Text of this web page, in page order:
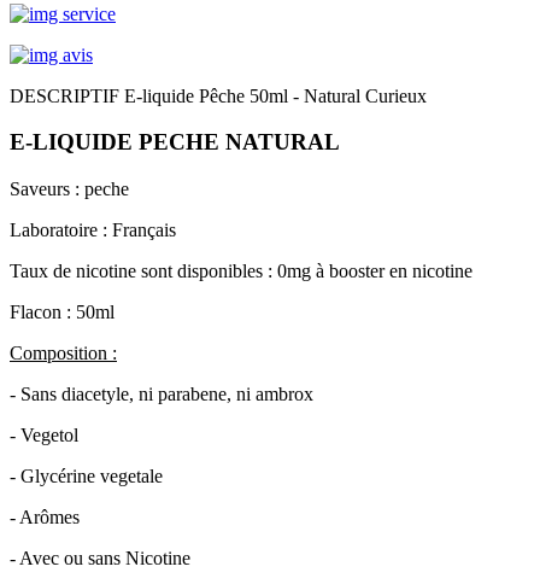
DESCRIPTIF E-liquide Pêche 50ml - Natural Curieux
E-LIQUIDE PECHE NATURAL
Saveurs : peche
Laboratoire : Français
Taux de nicotine sont disponibles : 0mg à booster en nicotine
Flacon : 50ml
Composition :
- Sans diacetyle, ni parabene, ni ambrox
- Vegetol
- Glycérine vegetale
- Arômes
- Avec ou sans Nicotine